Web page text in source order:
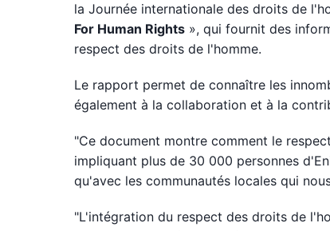
la Journée internationale des droits de
For Human Rights », qui fournit des
respect des droits de l'homme.
Le rapport permet de connaître les
également à la collaboration et à la
"Ce document montre comment le
impliquant plus de 30 000 personnes
qu'avec les communautés locales qui
"L'intégration du respect des droits de